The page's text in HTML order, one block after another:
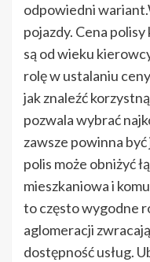
odpowiedni
pojazdy. Cena
są od wieku
rolę w ustalaniu
jak znaleźć
pozwala wybrać
zawsze powinna
polis może obniżyć
mieszkaniowa i
to często wygodne
aglomeracji
dostępność usług.